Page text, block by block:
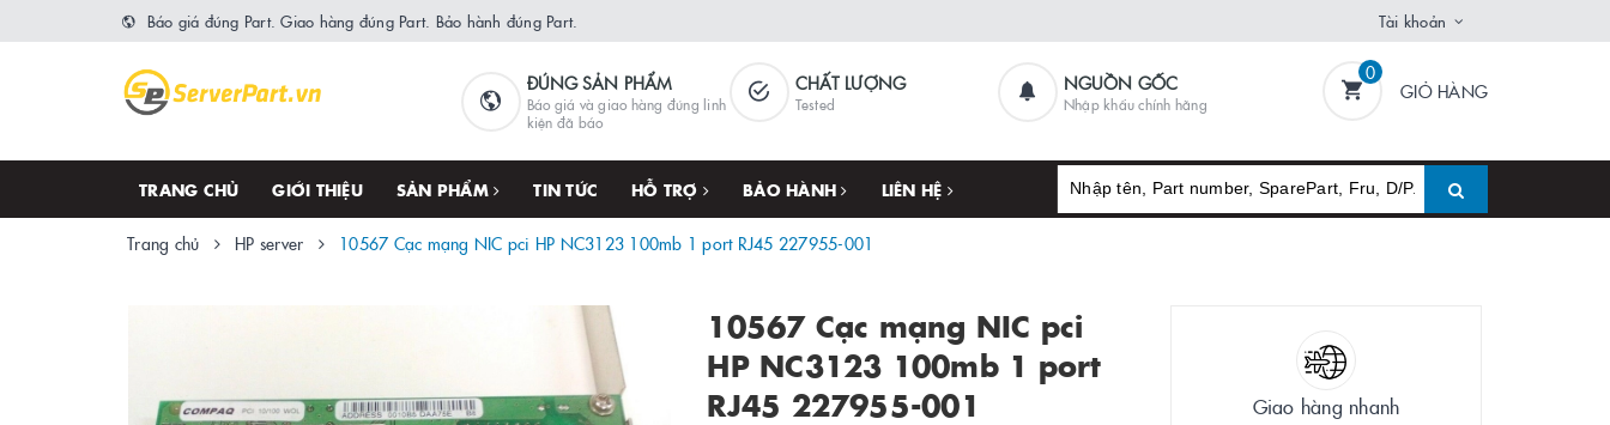
Báo giá đúng Part. Giao hàng đúng Part. Bảo hành đúng Part. Tài khoản
ĐÚNG SẢN PHẨM
Báo giá và giao hàng đúng linh
kiện đã báo
CHẤT LƯỢNG
Tested
NGUỒN GỐC
Nhập khẩu chính hãng
0
GIỎ HÀNG
TRANG CHỦ GIỚI THIỆU SẢN PHẨM TIN TỨC HỖ TRỢ BẢO HÀNH LIÊN HỆ
Trang chủ HP server 10567 Cạc mạng NIC pci HP NC3123 100mb 1 port RJ45 227955-001
10567 Cạc mạng NIC pci
HP NC3123 100mb 1 port
RJ45 227955-001
Giao hàng nhanh